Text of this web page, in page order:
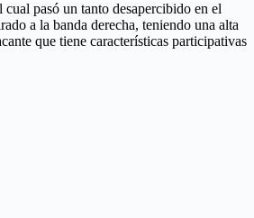
pasó un tanto desapercibido en el
a la banda derecha, teniendo una alta
que tiene características participativas